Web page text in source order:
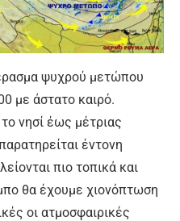
ψυχρού μετώπου
με άστατο καιρό.
νησί έως μέτριας
έντονη
πιο τοπικά και
θα έχουμε χιονόπτωση
οι ατμοσφαιρικές